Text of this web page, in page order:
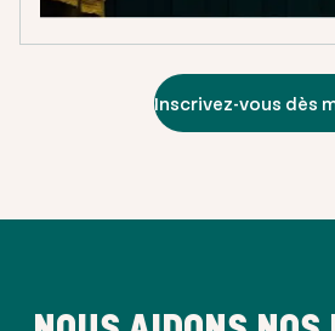
Inscrivez-vous dès